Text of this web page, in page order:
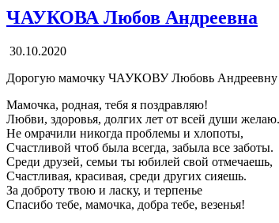
ЧАУКОВА Любов Андреевна
30.10.2020
Дорогую мамочку ЧАУКОВУ Любовь Андреевну
Мамочка, родная, тебя я поздравляю!
Любви, здоровья, долгих лет от всей души желаю.
Не омрачили никогда проблемы и хлопоты,
Счастливой чтоб была всегда, забыла все заботы.
Среди друзей, семьи ты юбилей свой отмечаешь,
Счастливая, красивая, среди других сияешь.
За доброту твою и ласку, и терпенье
Спасибо тебе, мамочка, добра тебе, везенья!